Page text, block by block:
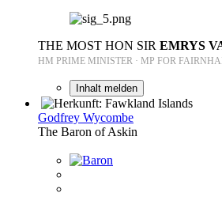
THE MOST HON SIR EMRYS
HM PRIME MINISTER · MP FOR
Inhalt melden
Godfrey Wycombe
The Baron of Askin